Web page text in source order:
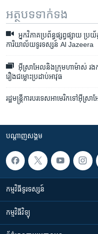
អត្ថបទ​ទាក់ទង
អ្នក​វិភាគ​ប្រព័ន្ធ​ផ្សព្វផ្សាយ​ ប្
ការិយាល័យ​ទូរទស្សន៍ Al Jazeera
អ៊ីស្រាអែល​និងក្រុម​​ហាម៉ាស់​ រងកា
រឿង​ជម្លោះ​ប្រដាប់​អាវុធ
រដ្ឋមន្ត្រី​ការបរទេស​អាមេរិក​ទៅ​​អ៊ីស្
បណ្តាញ​សង្គម
កម្មវិធី​ទូរទស្សន៍
កម្មវិធី​វិទ្យុ